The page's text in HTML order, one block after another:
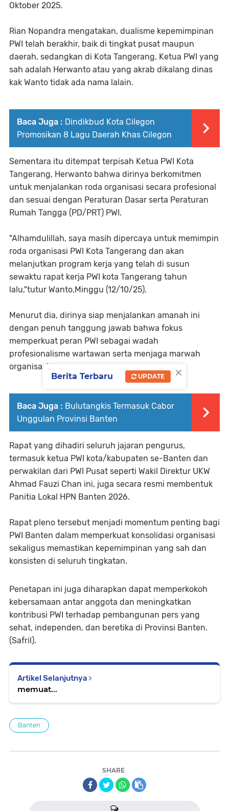
Oktober 2025.
Rian Nopandra mengatakan, dualisme kepemimpinan
PWI telah berakhir, baik di tingkat pusat maupun
daerah, sedangkan di Kota Tangerang, Ketua PWI yang
sah adalah Herwanto atau yang akrab dikalang dinas
kak Wanto tidak ada nama lalain.
Baca Juga : Dindikbud Kota Cilegon
Promosikan 8 Lagu Daerah Khas Cilegon
Sementara itu ditempat terpisah Ketua PWI Kota
Tangerang, Herwanto bahwa dirinya berkomitmen
untuk menjalankan roda organisasi secara profesional
dan sesuai dengan Peraturan Dasar serta Peraturan
Rumah Tangga (PD/PRT) PWI.
"Alhamdulillah, saya masih dipercaya untuk memimpin
roda organisasi PWI Kota Tangerang dan akan
melanjutkan program kerja yang telah di susun
sewaktu rapat kerja PWI kota Tangerang tahun
lalu,"tutur Wanto,Minggu (12/10/25).
Menurut dia, dirinya siap menjalankan amanah ini
dengan penuh tanggung jawab bahwa fokus
memperkuat peran PWI sebagai wadah
profesionalisme wartawan serta menjaga marwah
organisasi.
Baca Juga : Bulutangkis Termasuk Cabor
Unggulan Provinsi Banten
‎Rapat yang dihadiri seluruh jajaran pengurus,
termasuk ketua PWI kota/kabupaten se-Banten dan
perwakilan dari PWI Pusat seperti Wakil Direktur UKW
Ahmad Fauzi Chan ini, juga secara resmi membentuk
Panitia Lokal HPN Banten 2026.
Rapat pleno tersebut menjadi momentum penting bagi
PWI Banten dalam memperkuat konsolidasi organisasi
sekaligus memastikan kepemimpinan yang sah dan
konsisten di seluruh tingkatan.
Penetapan ini juga diharapkan dapat memperkokoh
kebersamaan antar anggota dan meningkatkan
kontribusi PWI terhadap pembangunan pers yang
sehat, independen, dan beretika di Provinsi Banten.
(Safril).
Artikel Selanjutnya
memuat...
Banten
SHARE
×
Berita Terbaru UPDATE